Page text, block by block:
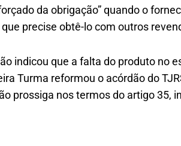
da obrigação” quando o
precise obtê-lo com outros
indicou que a falta do produto no
Turma reformou o acórdão do
prossiga nos termos do artigo 35,